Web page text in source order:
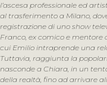
l’ascesa professionale ed
al trasferimento a Milano,
registrazione di uno show
Franco, ex comico e
cui Emilio intraprende una
Tuttavia, raggiunta la
nasconde a Chiara, in un
della realtà, fino ad arrivare